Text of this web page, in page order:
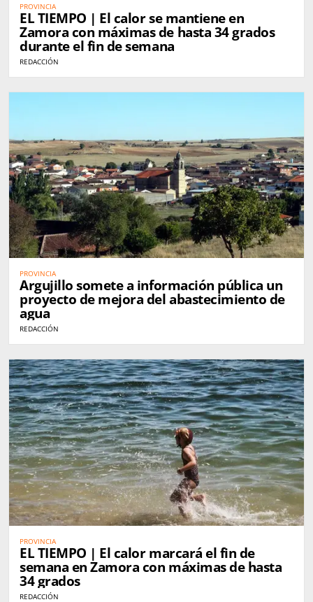
PROVINCIA
EL TIEMPO | El calor se mantiene en
Zamora con máximas de hasta 34 grados
durante el fin de semana
REDACCIÓN
PROVINCIA
Argujillo somete a información pública un
proyecto de mejora del abastecimiento de
agua
REDACCIÓN
PROVINCIA
EL TIEMPO | El calor marcará el fin de
semana en Zamora con máximas de hasta
34 grados
REDACCIÓN